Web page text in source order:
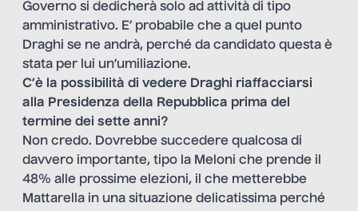
Governo si dedicherà solo ad attività di tipo
amministrativo. E’ probabile che a quel punto
Draghi se ne andrà, perché da candidato questa è
stata per lui un’umiliazione.
C’è la possibilità di vedere Draghi riaffacciarsi
alla Presidenza della Repubblica prima del
termine dei sette anni?
Non credo. Dovrebbe succedere qualcosa di
davvero importante, tipo la Meloni che prende il
48% alle prossime elezioni, il che metterebbe
Mattarella in una situazione delicatissima perché